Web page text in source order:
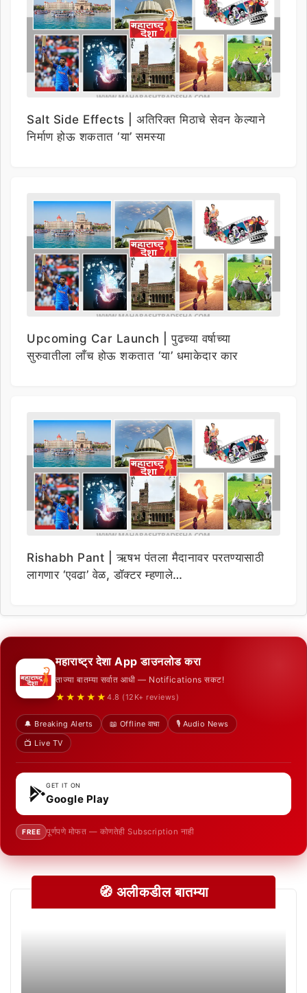
Salt Side Effects | अतिरिक्त मिठाचे सेवन केल्याने
निर्माण होऊ शकतात ‘या’ समस्या
Upcoming Car Launch | पुढच्या वर्षाच्या
सुरुवातीला लाँच होऊ शकतात ‘या’ धमाकेदार कार
Rishabh Pant | ऋषभ पंतला मैदानावर परतण्यासाठी
लागणार ‘एवढा’ वेळ, डॉक्टर म्हणाले…
महाराष्ट्र देशा App डाउनलोड करा
ताज्या बातम्या सर्वात आधी — Notifications सकट!
★★★★★ 4.8 (12K+ reviews)
🔔 Breaking Alerts 📖 Offline वाचा
🎙️ Audio News
📺 Live TV
GET IT ON
Google Play
FREE पूर्णपणे मोफत — कोणतेही Subscription नाही
🧭 अलीकडील बातम्या